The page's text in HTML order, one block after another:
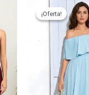
¡Oferta!
¡Oferta!